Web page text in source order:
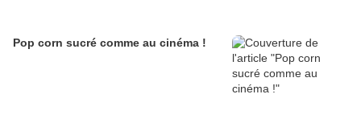
Pop corn sucré comme au cinéma !